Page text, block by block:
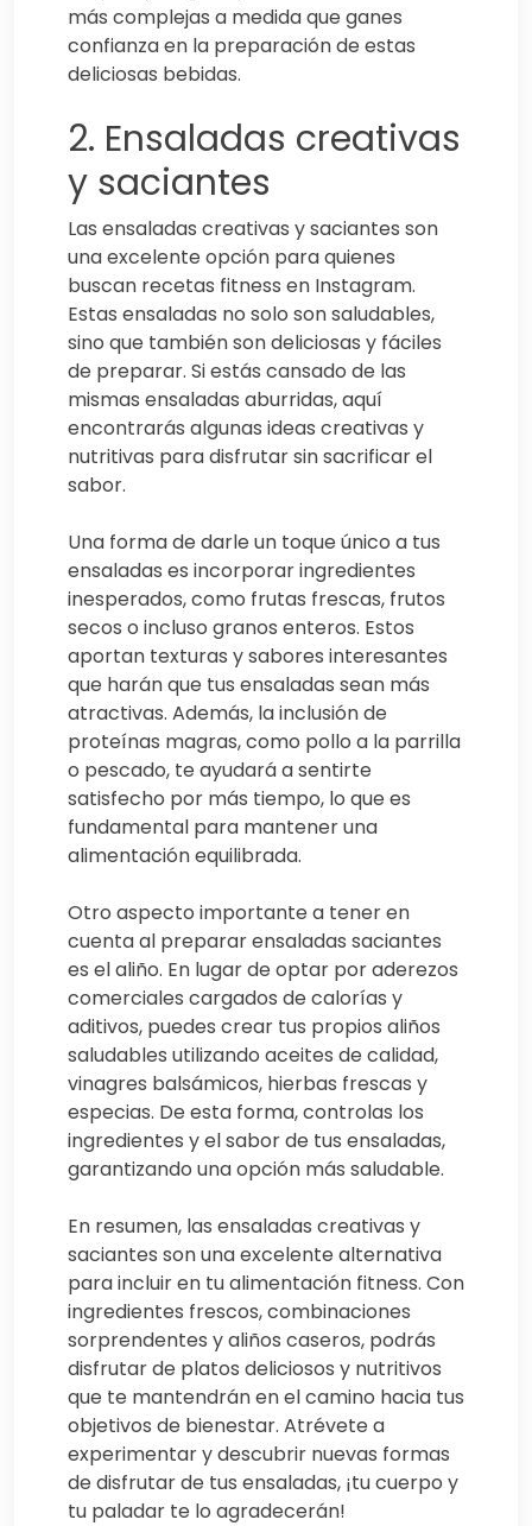
más complejas a medida que ganes
confianza en la preparación de estas
deliciosas bebidas.
2. Ensaladas creativas
y saciantes
Las ensaladas creativas y saciantes son
una excelente opción para quienes
buscan recetas fitness en Instagram.
Estas ensaladas no solo son saludables,
sino que también son deliciosas y fáciles
de preparar. Si estás cansado de las
mismas ensaladas aburridas, aquí
encontrarás algunas ideas creativas y
nutritivas para disfrutar sin sacrificar el
sabor.
Una forma de darle un toque único a tus
ensaladas es incorporar ingredientes
inesperados, como frutas frescas, frutos
secos o incluso granos enteros. Estos
aportan texturas y sabores interesantes
que harán que tus ensaladas sean más
atractivas. Además, la inclusión de
proteínas magras, como pollo a la parrilla
o pescado, te ayudará a sentirte
satisfecho por más tiempo, lo que es
fundamental para mantener una
alimentación equilibrada.
Otro aspecto importante a tener en
cuenta al preparar ensaladas saciantes
es el aliño. En lugar de optar por aderezos
comerciales cargados de calorías y
aditivos, puedes crear tus propios aliños
saludables utilizando aceites de calidad,
vinagres balsámicos, hierbas frescas y
especias. De esta forma, controlas los
ingredientes y el sabor de tus ensaladas,
garantizando una opción más saludable.
En resumen, las ensaladas creativas y
saciantes son una excelente alternativa
para incluir en tu alimentación fitness. Con
ingredientes frescos, combinaciones
sorprendentes y aliños caseros, podrás
disfrutar de platos deliciosos y nutritivos
que te mantendrán en el camino hacia tus
objetivos de bienestar. Atrévete a
experimentar y descubrir nuevas formas
de disfrutar de tus ensaladas, ¡tu cuerpo y
tu paladar te lo agradecerán!